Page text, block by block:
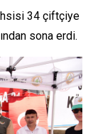
34 çiftçiye
sona erdi.